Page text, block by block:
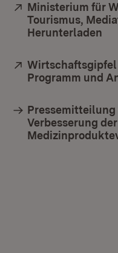
Extern:
Ministerium für
Tourismus,
Herunterladen
Extern:
Wirtschaftsgipfel
Programm und
Pressemitteilung
Verbesserung der